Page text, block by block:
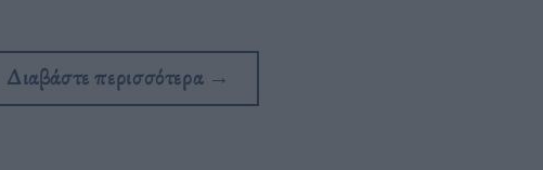
Διαβάστε περισσότερα →